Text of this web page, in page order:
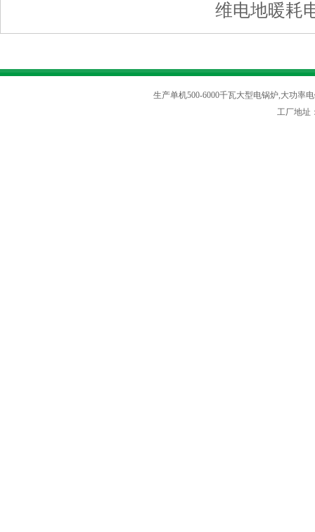
维电地暖耗
生产单机500-6000千瓦大型电锅炉,大功率
工厂地址